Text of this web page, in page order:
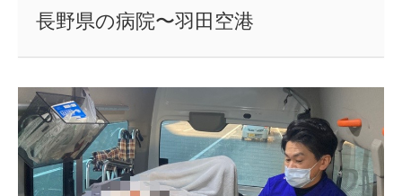
長野県の病院〜羽田空港